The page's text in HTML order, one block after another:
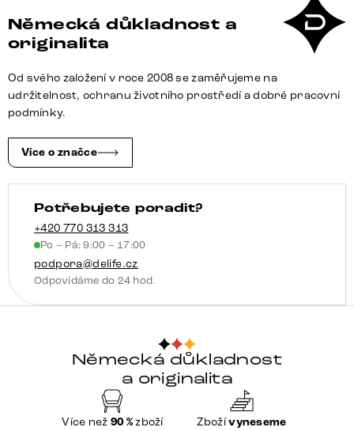
cm
akácie
přírodní
pravý
Německá důkladnost a
originalita
Od svého založení v roce 2008 se zaměřujeme na
udržitelnost, ochranu životního prostředí a dobré pracovní
podmínky.
Více o značce
Potřebujete poradit?
+420 770 313 313
Po – Pá: 9:00 – 17:00
podpora@delife.cz
Odpovídáme do 24 hod.
Německá důkladnost
a originalita
Více než 90 %zboží
Zbožívyneseme